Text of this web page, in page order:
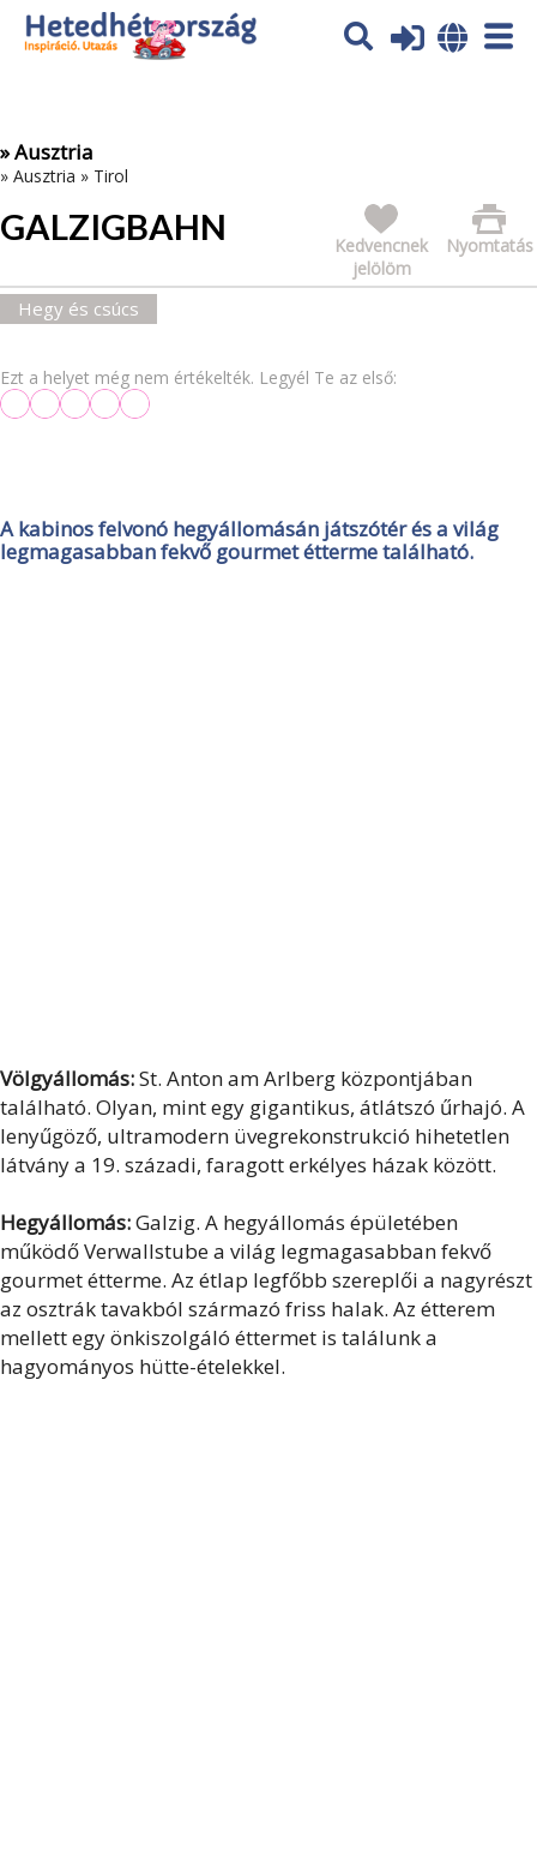
Az oldal sütiket (cookies) használ. További tájékoztatás itt:
Adatvédelmi tájékoztató
» Ausztria
» Ausztria » Tirol
GALZIGBAHN Nyomtatás
Kedvencnek
jelölöm
Hegy és csúcs
Ezt a helyet még nem értékelték. Legyél Te az első:
A kabinos felvonó hegyállomásán játszótér és a világ
legmagasabban fekvő gourmet étterme található.
Völgyállomás:St. Anton am Arlberg központjában
található. Olyan, mint egy gigantikus, átlátszó űrhajó. A
lenyűgöző, ultramodern üvegrekonstrukció hihetetlen
látvány a 19. századi, faragott erkélyes házak között.
Hegyállomás:Galzig. A hegyállomás épületében
működő Verwallstube a világ legmagasabban fekvő
gourmet étterme. Az étlap legfőbb szereplői a nagyrészt
az osztrák tavakból származó friss halak. Az étterem
mellett egy önkiszolgáló éttermet is találunk a
hagyományos hütte-ételekkel.